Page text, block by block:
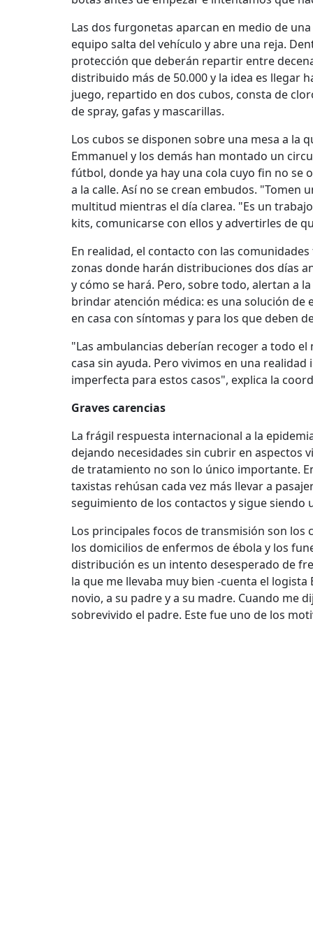
Las dos furgonetas aparcan en medio de
equipo salta del vehículo y abre una reja.
protección que deberán repartir entre
distribuido más de 50.000 y la idea es llegar
juego, repartido en dos cubos, consta de
de spray, gafas y mascarillas.
Los cubos se disponen sobre una mesa a la
Emmanuel y los demás han montado un
fútbol, donde ya hay una cola cuyo fin no se
a la calle. Así no se crean embudos. "Tomen
multitud mientras el día clarea. "Es un
kits, comunicarse con ellos y advertirles de
En realidad, el contacto con las
zonas donde harán distribuciones dos días
y cómo se hará. Pero, sobre todo, alertan a
brindar atención médica: es una solución
en casa con síntomas y para los que deben
"Las ambulancias deberían recoger a todo
casa sin ayuda. Pero vivimos en una
imperfecta para estos casos", explica la
Graves carencias
La frágil respuesta internacional a la
dejando necesidades sin cubrir en aspectos
de tratamiento no son lo único importante.
taxistas rehúsan cada vez más llevar a
seguimiento de los contactos y sigue siendo
Los principales focos de transmisión son
los domicilios de enfermos de ébola y los
distribución es un intento desesperado de
la que me llevaba muy bien -cuenta el
novio, a su padre y a su madre. Cuando me
sobrevivido el padre. Este fue uno de los